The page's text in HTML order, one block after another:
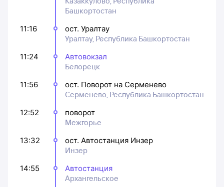
Башкортостан
11:16
ост. Уралтау
Уралтау, Республика Башкортостан
11:24
Автовокзал
Белорецк
11:56
ост. Поворот на Серменево
Серменево, Республика Башкортостан
12:52
поворот
Межгорье
13:32
ост. Автостанция Инзер
Инзер
14:55
Автостанция
Архангельское